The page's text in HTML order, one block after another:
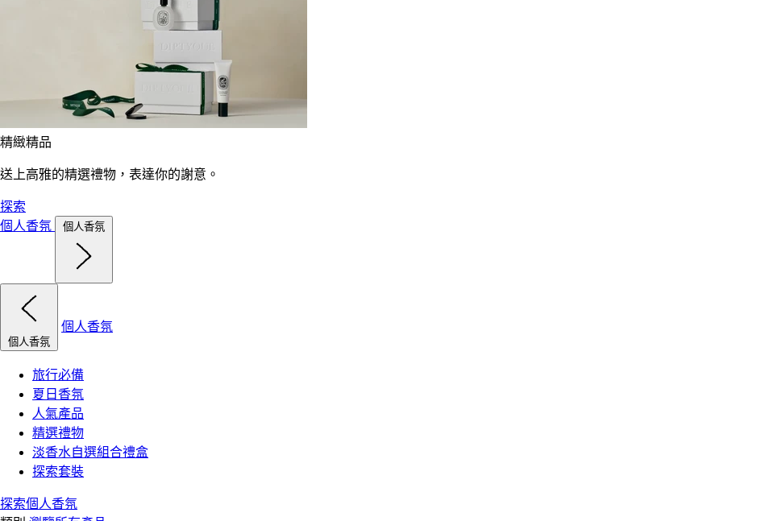
精緻精品
送上高雅的精選禮物，表達你的謝意。
探索
個人香氛
個人香氛
個人香氛
個人香氛
旅行必備
夏日香氛
人氣產品
精選禮物
淡香水自選組合禮盒
探索套裝
探索個人香氛